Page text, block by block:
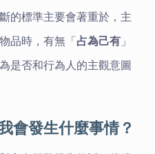
的標準主要會著重於，主
品時，有無「 占為己有 」
是否和行為人的主觀意圖
會發生什麼事情？